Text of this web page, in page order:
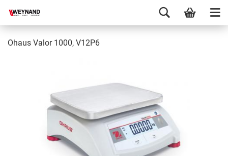
Ohaus Valor 1000, V12P6